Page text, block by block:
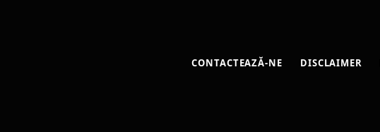
CONTACTEAZĂ-NE DISCLAIMER